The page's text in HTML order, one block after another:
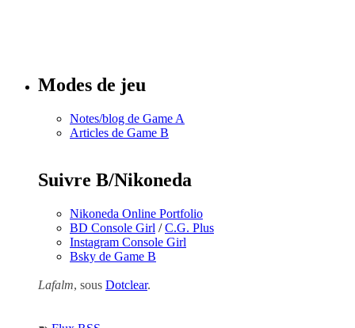
Modes de jeu
Notes/blog de Game A
Articles de Game B
Suivre B/Nikoneda
Nikoneda Online Portfolio
BD Console Girl /C.G. Plus
Instagram Console Girl
Bsky de Game B
Lafalm, sous Dotclear.